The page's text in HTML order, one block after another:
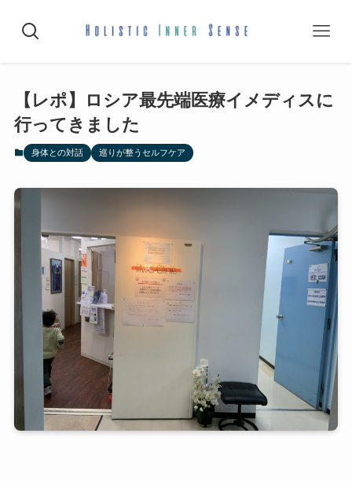
【レポ】ロシア最先端医療イメディスに
行ってきました
身体との対話 巡りが整うセルフケア